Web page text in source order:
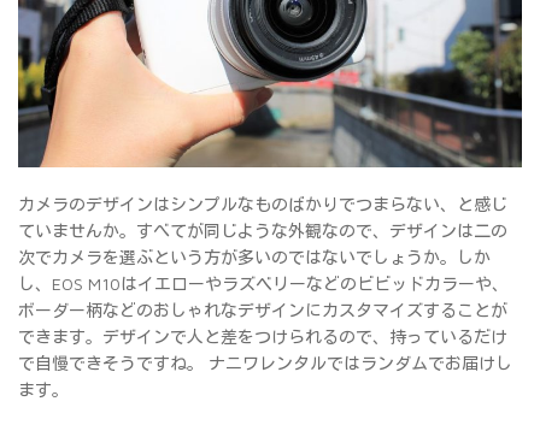
カメラのデザインはシンプルなものばかりでつまらない、と感じ
ていませんか。すべてが同じような外観なので、デザインは二の
次でカメラを選ぶという方が多いのではないでしょうか。しか
し、EOS M10はイエローやラズベリーなどのビビッドカラーや、
ボーダー柄などのおしゃれなデザインにカスタマイズすることが
できます。デザインで人と差をつけられるので、持っているだけ
で自慢できそうですね。 ナニワレンタルではランダムでお届けし
ます。